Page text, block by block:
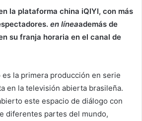
la plataforma china iQIYI, con más
en líneaademás de
su franja horaria en el canal de
es la primera producción en serie
en la televisión abierta brasileña.
este espacio de diálogo con
diferentes partes del mundo,